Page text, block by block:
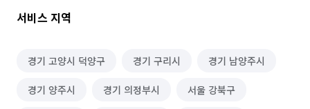
서비스 지역
경기 고양시 덕양구 경기 구리시 경기 남양주시
경기 양주시 경기 의정부시 서울 강북구